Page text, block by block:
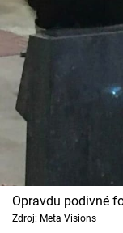
Opravdu podivné
Zdroj: Meta Visions